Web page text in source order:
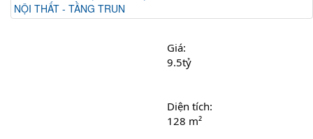
Giá:
9.5tỷ
Diện tích:
128 m²